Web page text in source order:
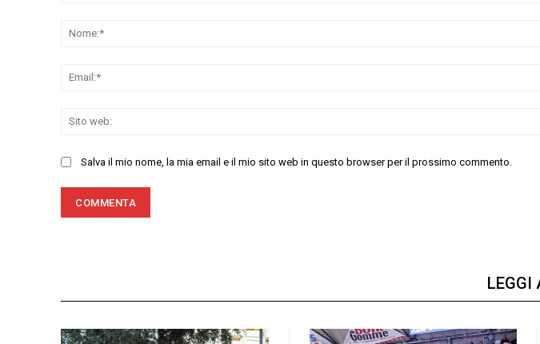
Salva il mio nome, la mia email e il mio sito web in questo browser per il prossimo commento.
LEGGI